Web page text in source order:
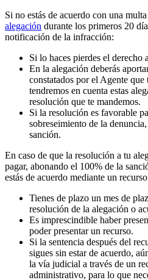
Si no estás de acuerdo con una
alegación durante los primeros 20
notificación de la infracción:
Si lo haces pierdes el derecho
En la alegación deberás
constatados por el Agente
tendremos en cuenta estas
resolución que te mandemos.
Si la resolución es favorable
sobreseimiento de la
sanción.
En caso de que la resolución a tu
pagar, abonando el 100% de la
estás de acuerdo mediante un
Tienes de plazo un mes de
resolución de la alegación o
Es imprescindible haber
poder presentar un recurso.
Si la sentencia después del
sigues sin estar de acuerdo,
la vía judicial a través de un
administrativo, para lo que